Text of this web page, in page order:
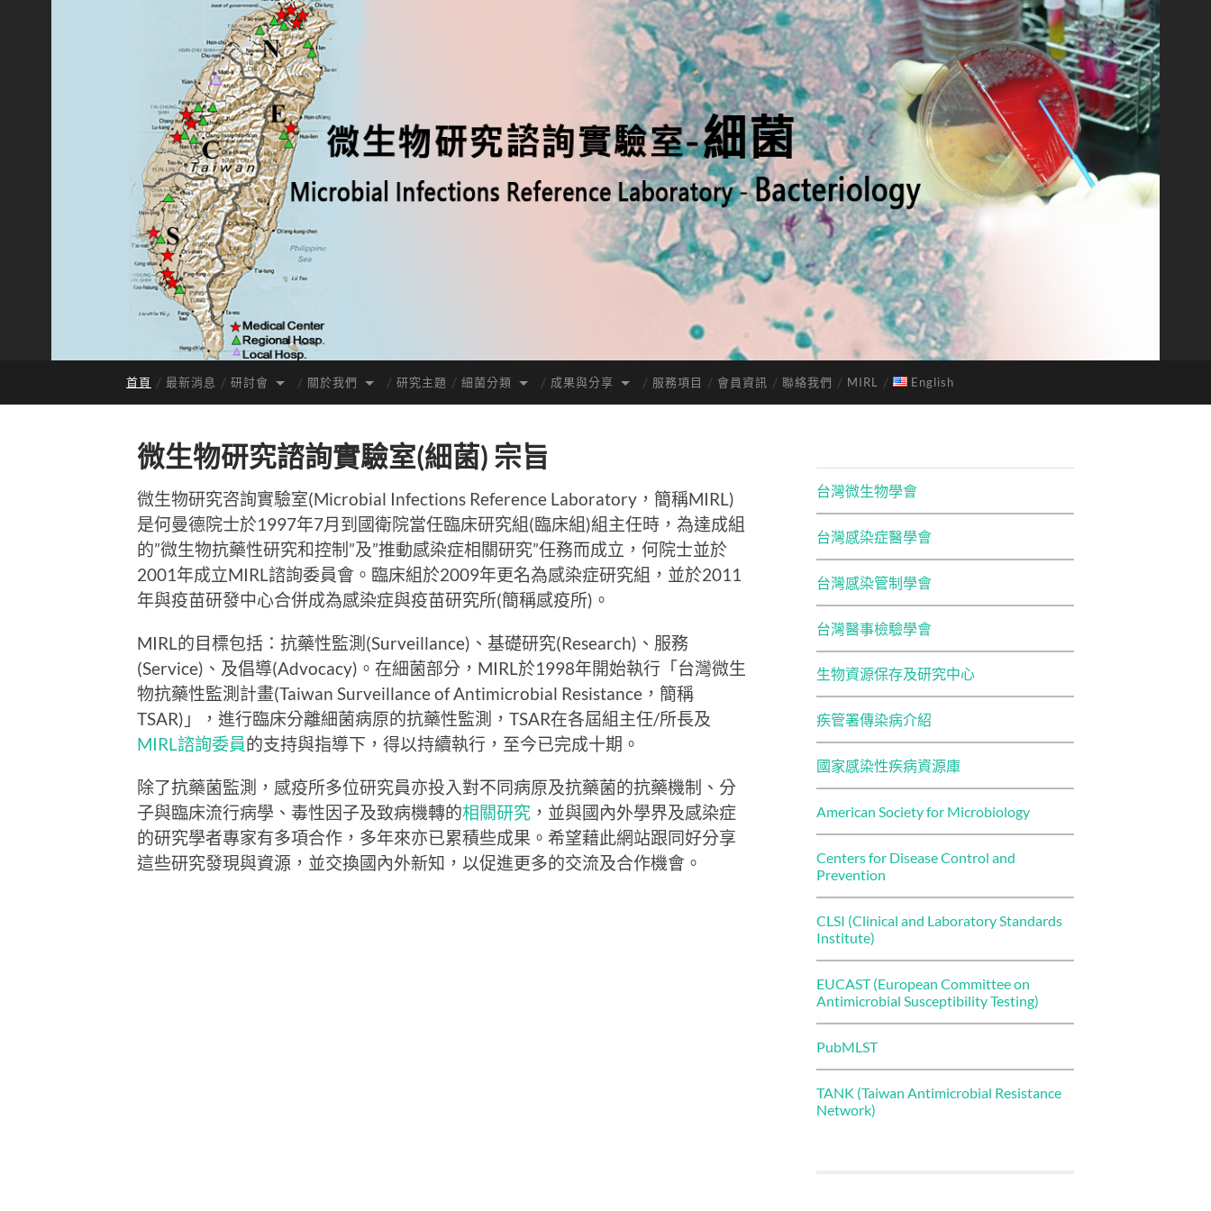
首頁 最新消息 研討會 關於我們 研究主題 細菌分類 成果與分享 服務項目 會員資訊 聯絡我們 MIRL English
微生物研究諮詢實驗室(細菌) 宗旨
微生物研究咨詢實驗室(Microbial Infections Reference Laboratory，簡稱MIRL)
是何曼德院士於1997年7月到國衛院當任臨床研究組(臨床組)組主任時，為達成組
的”微生物抗藥性研究和控制”及”推動感染症相關研究”任務而成立，何院士並於
2001年成立MIRL諮詢委員會。臨床組於2009年更名為感染症研究組，並於2011
年與疫苗研發中心合併成為感染症與疫苗研究所(簡稱感疫所)。
MIRL的目標包括：抗藥性監測(Surveillance)、基礎研究(Research)、服務
(Service)、及倡導(Advocacy)。在細菌部分，MIRL於1998年開始執行「台灣微生
物抗藥性監測計畫(Taiwan Surveillance of Antimicrobial Resistance，簡稱
TSAR)」，進行臨床分離細菌病原的抗藥性監測，TSAR在各屆組主任/所長及
MIRL諮詢委員的支持與指導下，得以持續執行，至今已完成十期。
除了抗藥菌監測，感疫所多位研究員亦投入對不同病原及抗藥菌的抗藥機制、分
子與臨床流行病學、毒性因子及致病機轉的相關研究 ，並與國內外學界及感染症
的研究學者專家有多項合作，多年來亦已累積些成果。希望藉此網站跟同好分享
這些研究發現與資源，並交換國內外新知，以促進更多的交流及合作機會。
台灣微生物學會
台灣感染症醫學會
台灣感染管制學會
台灣醫事檢驗學會
生物資源保存及研究中心
疾管署傳染病介紹
國家感染性疾病資源庫
American Society for Microbiology
Centers for Disease Control and
Prevention
CLSI (Clinical and Laboratory Standards
Institute)
EUCAST (European Committee on
Antimicrobial Susceptibility Testing)
PubMLST
TANK (Taiwan Antimicrobial Resistance
Network)